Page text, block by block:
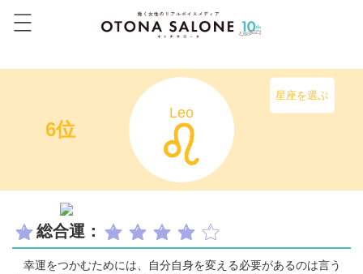
6位
Leo
星座を選ぶ
総合運：
幸運をつかむためには、自分自身を変える必要があるのは言う